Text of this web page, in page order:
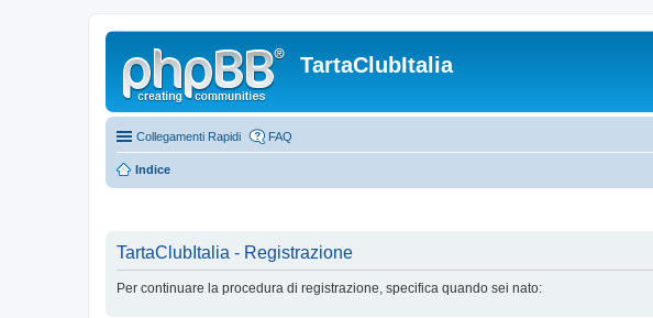
TartaClubItalia
Collegamenti Rapidi FAQ
Indice
TartaClubItalia - Registrazione
Per continuare la procedura di registrazione, specifica quando sei nato: